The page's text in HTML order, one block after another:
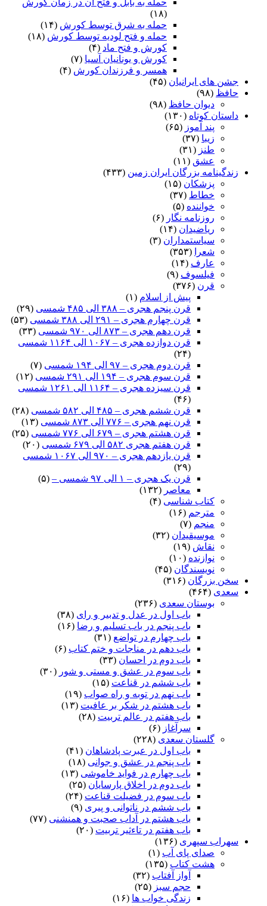
حمله به بابل و فتح آن در زمان کورش
(۱۸)
حمله به شرق توسط کورش (۱۴)
حمله و فتح لودیه توسط کورش (۱۸)
کورش و فتح ماد (۴)
کورش و یونانیان آسیا (۷)
همسر و فرزندان کورش (۴)
جشن های ایرانیان (۴۵)
حافظ (۹۸)
دیوان حافظ (۹۸)
داستان کوتاه (۱۳۰)
پند آموز (۶۵)
زیبا (۳۷)
طنز (۳۱)
عشق (۱۱)
زندگینامه بزرگان ایران زمین (۴۳۳)
پزشکان (۱۵)
خطاط (۳۷)
خواننده (۵)
روزنامه نگار (۶)
ریاضیدان (۱۴)
سیاستمداران (۳)
شعرا
(۳۵۳)
عارف (۱۴)
فیلسوف (۹)
قرن (۳۷۶)
پیش از اسلام (۱)
قرن پنجم هجری – ۳۸۸ الی ۴۸۵ شمسی
(۲۹)
قرن چهارم هجری – ۲۹۱ الی ۳۸۸ شمسی
(۵۳)
قرن دهم هجری – ۸۷۳ الی ۹۷۰ شمسی
(۳۳)
قرن دوازده هجری – ۱۰۶۷ الی ۱۱۶۴ شمسی
(۲۴)
قرن دوم هجری – ۹۷ الی ۱۹۴ شمسی
(۷)
قرن سوم هجری – ۱۹۴ الی ۲۹۱ شمسی
(۱۲)
قرن سیزده هجری – ۱۱۶۴ الی ۱۲۶۱ شمسی
(۴۶)
قرن ششم هجری – ۴۸۵ الی ۵۸۲ شمسی
(۲۸)
قرن نهم هجری – ۷۷۶ الی ۸۷۳ شمسی
(۱۳)
قرن هشتم هجری – ۶۷۹ الی ۷۷۶ شمسی
(۲۵)
قرن هفتم هجری ۵۸۲ الی ۶۷۹ شمسی
(۲۰)
قرن یازدهم هجری – ۹۷۰ الی ۱۰۶۷ شمسی
(۲۹)
قرن یک هجری – ۱ الی ۹۷ شمسی –
(۵)
معاصر (۱۳۲)
کتاب شناسی (۴)
مترجم (۱۶)
منجم (۷)
موسیقیدان (۳۲)
نقاش (۱۹)
نوازنده (۱۰)
نویسندگان (۴۵)
سخن بزرگان (۳۱۶)
سعدی (۴۶۴)
بوستان سعدی (۲۳۶)
باب اول در عدل و تدبیر و رای (۳۸)
باب پنجم در باب تسلیم و رضا (۱۶)
باب چهارم در تواضع (۳۱)
باب دهم در مناجات و ختم کتاب (۶)
باب دوم در احسان (۳۳)
باب سوم در عشق و مستی و شور (۳۰)
باب ششم در قناعت (۱۵)
باب نهم در توبه و راه صواب (۱۹)
باب هشتم در شکر بر عافیت (۱۳)
باب هفتم در عالم تربیت (۲۸)
سرآغاز (۶)
گلستان سعدی (۲۲۸)
باب اول در عبرت پادشاهان (۴۱)
باب پنجم در عشق و جوانى (۱۸)
باب چهارم در فواید خاموشى (۱۳)
باب دوم در اخلاق پارسایان (۲۵)
باب سوم در فضیلت قناعت (۲۴)
باب ششم در ناتوانى و پیرى (۹)
باب هشتم در آداب صحبت و همنشنى (۷۷)
باب هفتم در تاءثیر تربیت (۲۰)
سهراب سپهری (۱۳۶)
صدای پای آب (۱)
هشت کتاب (۱۳۵)
آواز آفتاب (۳۲)
حجم سبز (۲۵)
زندگی خواب ها (۱۶)